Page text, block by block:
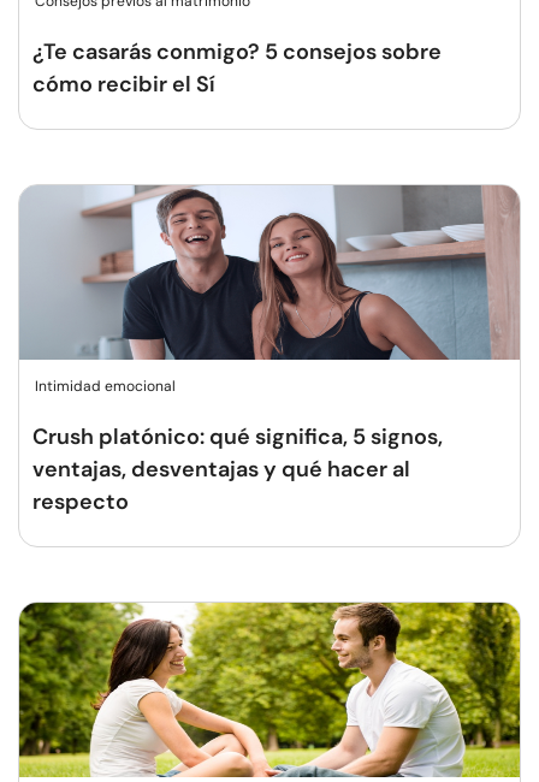
¿Te casarás conmigo? 5 consejos sobre
cómo recibir el Sí
Intimidad emocional
Crush platónico: qué significa, 5 signos,
ventajas, desventajas y qué hacer al
respecto